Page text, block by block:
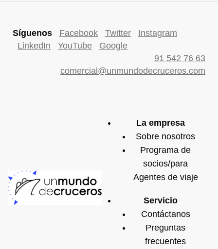
Síguenos Facebook Twitter
Instagram
LinkedIn
YouTube
Google
91 542 76 63
comercial@unmundodecruceros.com
La empresa
Sobre nosotros
Programa de
socios/para
Agentes de viaje
Servicio
Contáctanos
Preguntas
frecuentes